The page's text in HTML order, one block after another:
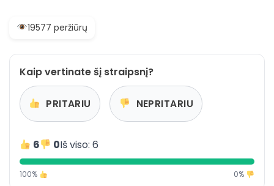
19577 peržiūrų
Kaip vertinate šį straipsnį?
PRITARIU NEPRITARIU
6 0Iš viso: 6
100% 0%